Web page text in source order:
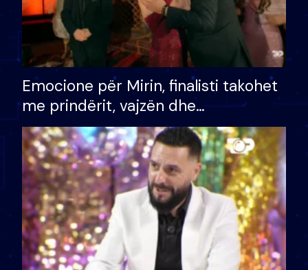
Emocione për Mirin, finalisti takohet
me prindërit, vajzën dhe
bashkëshorten: S’kemi ndonjë letër
divorci apo jo?